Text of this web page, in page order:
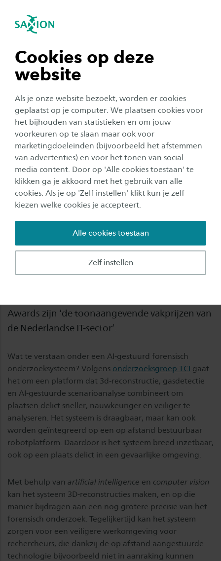
Cookies op deze
website
Als je onze website bezoekt, worden er cookies
geplaatst op je computer. We plaatsen cookies voor
het bijhouden van statistieken en om jouw
voorkeuren op te slaan maar ook voor
marketingdoeleinden (bijvoorbeeld het afstemmen
van advertenties) en voor het tonen van social
media content. Door op 'Alle cookies toestaan' te
klikken ga je akkoord met het gebruik van alle
cookies. Als je op 'Zelf instellen' klikt kun je zelf
kiezen welke cookies je accepteert.
Zelf instellen
Alle cookies toestaan
Navigatie openen
tonen
tonen
tonen
tonen
sluiten
Corporate
AI-gestuurd forensisch
onderzoeksysteem
genomineerd voor
Computable Awards 2025
27 juni 2025 Leestijd: 2 Minuten
Het AI-gestuurd forensisch onderzoeksysteem
van de Saxion-onderzoeksgroep Technologies
for Criminal Investigations (TCI) en de
Awards zijn ‘de toonaangevende vakprijzen van
de Nederlandse IT-sector’.
Wat te verstaan onder een AI-gestuurd forensisch
onderzoeksysteem? Volgens onderzoeksgroep TCI gaat
het om een platform dat 3d-reconstructie, gasdetectie
en AI-gestuurde scenarioanalyse combineert om
plaatsen delict sneller, nauwkeuriger en veiliger te
analyseren. Het systeem is draagbaar, maar kan ook
worden geïntegreerd op een op afstand bestuurbaar
robotplatform. Daardoor is het systeem breed inzetbaar,
ook op een plaats delict in een gevaarlijke omgeving.
Met behulp van artificial intelligence en computer vision
kan het systeem 3D-reconstructies maken, en op die
manier bijdragen aan een nog grotere precisie van het
forensisch onderzoek. Tegelijkertijd kan het systeem
zorgen voor een veiligere werkomgeving voor
rechercheurs, die dankzij de op afstand aangestuurde
technologie bijvoorbeeld niet in aanraking kunnen